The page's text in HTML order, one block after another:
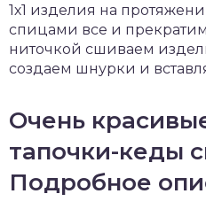
1х1 изделия на
спицами все и
ниточкой сшиваем
создаем шнурки и
Очень
тапочки-кеды
Подробное